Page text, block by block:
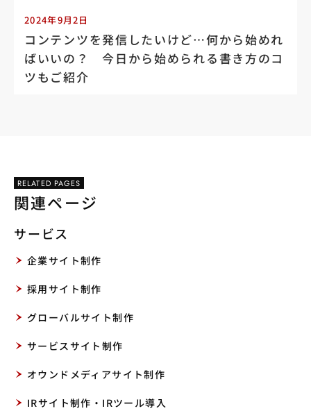
2024年9月2日
コンテンツを発信したいけど…何から始めれ
ばいいの？ 今日から始められる書き方のコ
ツもご紹介
RELATED PAGES
関連ページ
サービス
企業サイト制作
採用サイト制作
グローバルサイト制作
サービスサイト制作
オウンドメディアサイト制作
IRサイト制作・IRツール導入